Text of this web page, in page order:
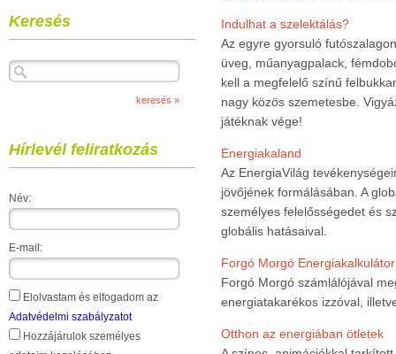
Keresés
Hírlevél feliratkozás
Név:
E-mail:
Elolvastam és elfogadom az
Adatvédelmi szabályzatot
Hozzájárulok személyes
Indulhat a szelektálás?
Az egyre gyorsuló
üveg, műanyagpalack,
kell a megfelelő színű
nagy közös szemetesbe.
játéknak vége!
Energiakaland
Az EnergiaVilág
jövőjének formálásában. A
személyes felelősségedet és
globális hatásaival.
Forgó Morgó Energiakalkulátor
Forgó Morgó számlálójával
energiatakarékos izzóval,
Otthon az energiában ötletek